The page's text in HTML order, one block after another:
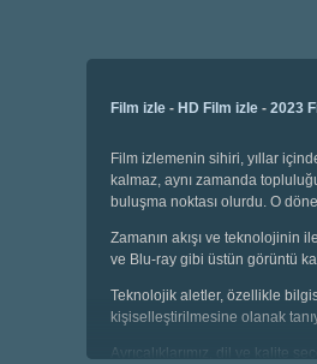
Film izle - HD Film izle - 2023
Film izlemenin sihiri, yıllar
kalmaz, aynı zamanda
buluşma noktası olurdu. O
Zamanın akışı ve teknolojinin
ve Blu-ray gibi üstün görüntü
Teknolojik aletler, özellikle
kişiselleştirilmesine olanak
Ayrıcalıklarımız, dil ve kalite